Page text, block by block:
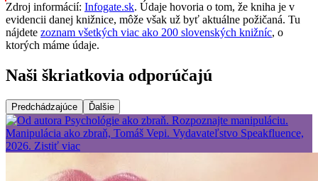
Zdroj informácií: Infogate.sk. Údaje hovoria o tom, že kniha je v
evidencii danej knižnice, môže však už byť aktuálne požičaná. Tu
nájdete zoznam všetkých viac ako 200 slovenských knižníc, o
ktorých máme údaje.
Naši škriatkovia odporúčajú
Predchádzajúce Ďalšie